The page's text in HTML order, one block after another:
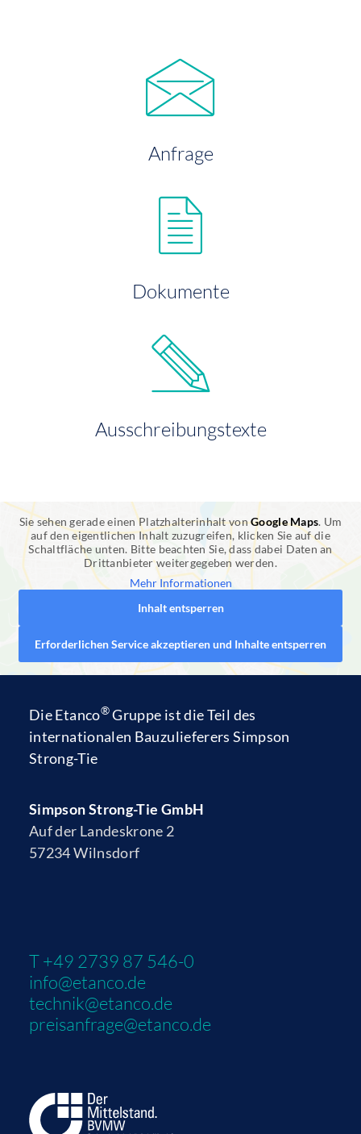
Anfrage
Dokumente
Ausschreibungstexte
Sie sehen gerade einen Platzhalterinhalt vonGoogle Maps. Um
auf den eigentlichen Inhalt zuzugreifen, klicken Sie auf die
Schaltfläche unten. Bitte beachten Sie, dass dabei Daten an
Drittanbieter weitergegeben werden.
Mehr Informationen
Inhalt entsperren
Erforderlichen Service akzeptieren und Inhalte entsperren
DieEtanco®Gruppe ist die Teil des
internationalen BauzulieferersSimpson
Strong-Tie
Simpson Strong-Tie GmbH
Auf der Landeskrone 2
57234 Wilnsdorf
T +49 2739 87 546-0
info@etanco.de
technik@etanco.de
preisanfrage@etanco.de